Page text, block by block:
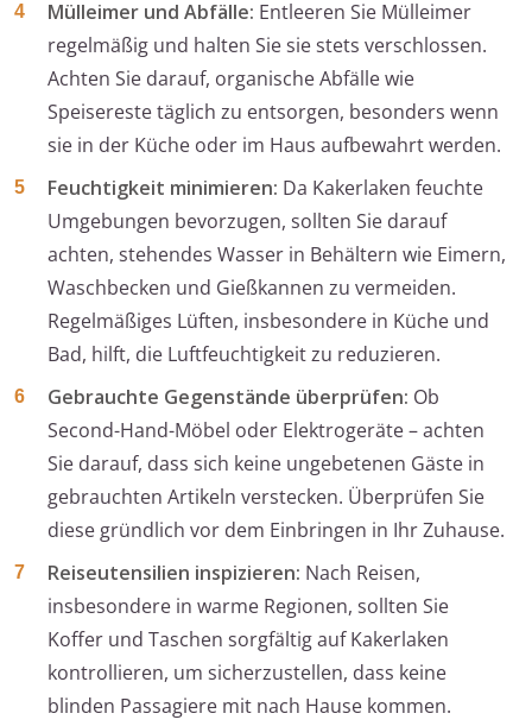
Mülleimer und Abfälle: Entleeren Sie Mülleimer
regelmäßig und halten Sie sie stets verschlossen.
Achten Sie darauf, organische Abfälle wie
Speisereste täglich zu entsorgen, besonders wenn
sie in der Küche oder im Haus aufbewahrt werden.
Feuchtigkeit minimieren: Da Kakerlaken feuchte
Umgebungen bevorzugen, sollten Sie darauf
achten, stehendes Wasser in Behältern wie Eimern,
Waschbecken und Gießkannen zu vermeiden.
Regelmäßiges Lüften, insbesondere in Küche und
Bad, hilft, die Luftfeuchtigkeit zu reduzieren.
Gebrauchte Gegenstände überprüfen: Ob
Second-Hand-Möbel oder Elektrogeräte – achten
Sie darauf, dass sich keine ungebetenen Gäste in
gebrauchten Artikeln verstecken. Überprüfen Sie
diese gründlich vor dem Einbringen in Ihr Zuhause.
Reiseutensilien inspizieren: Nach Reisen,
insbesondere in warme Regionen, sollten Sie
Koffer und Taschen sorgfältig auf Kakerlaken
kontrollieren, um sicherzustellen, dass keine
blinden Passagiere mit nach Hause kommen.